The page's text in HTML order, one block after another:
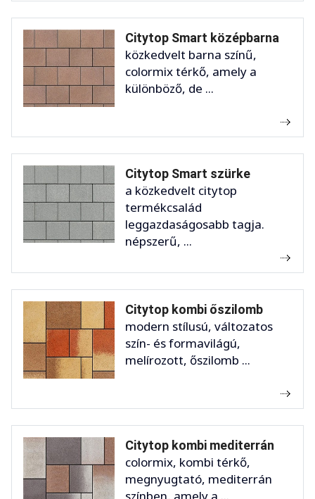
Citytop Smart középbarna
közkedvelt barna színű,
colormix térkő, amely a
különböző, de ...
Citytop Smart szürke
a közkedvelt citytop
termékcsalád
leggazdaságosabb tagja.
népszerű, ...
Citytop kombi őszilomb
modern stílusú, változatos
szín- és formavilágú,
melírozott, őszilomb ...
Citytop kombi mediterrán
colormix, kombi térkő,
megnyugtató, mediterrán